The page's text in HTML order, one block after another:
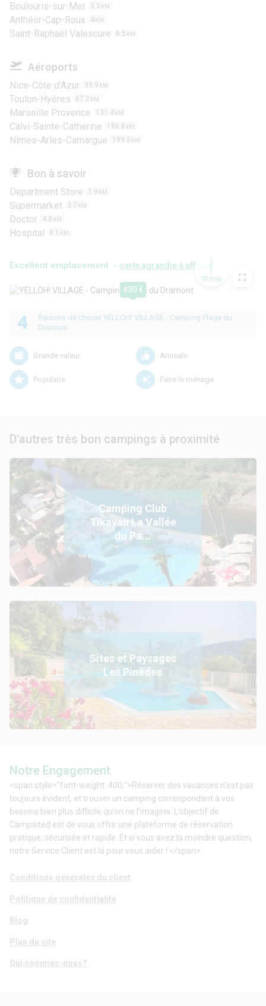
Boulouris-sur-Mer 3.3 KM
Anthéor-Cap-Roux 4 KM
Saint-Raphaël Valescure 6.5 KM
Aéroports
Nice-Côte d'Azur 39.9 KM
Toulon-Hyères 67.2 KM
Marseille Provence 131.4 KM
Calvi-Sainte-Catherine 186.8 KM
Nîmes-Arles-Camargue 199.5 KM
Bon à savoir
Department Store 1.9 KM
Supermarket 3.7 KM
Doctor 4.8 KM
Hospital 8.1 KM
Excellent emplacement - carte agrandie à afficher
430 €
3D map
4
Raisons de choisir YELLOH! VILLAGE - Camping Plage du
Dramont
Grande valeur Amicale
Populaire Faire le ménage
D'autres très bon campings à proximité
Camping Club
Tikayan La Vallée
du Pa...
Sites et Paysages
Les Pinèdes
Notre Engagement
<span style="font-weight: 400;">Réserver des vacances n’est pas
toujours évident, et trouver un camping correspondant à vos
besoins bien plus difficile qu’on ne l’imagine. L’objectif de
Campsited est de vous offrir une plateforme de réservation
pratique, sécurisée et rapide. Et si vous avez la moindre question,
notre Service Client est là pour vous aider ! </span>
Conditions générales du client
Politique de confidentialité
Blog
Plan du site
Qui sommes-nous?